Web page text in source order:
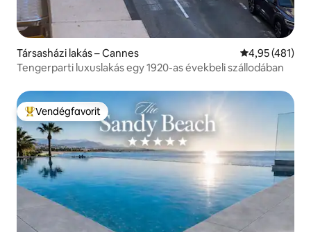
Társasházi lakás – Cannes Átlagos
4,95 (481)
Tengerparti luxuslakás egy 1920-as évekbeli szállodában
Kiemelt vendégfavorit
Vendégfavorit